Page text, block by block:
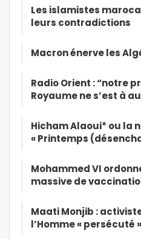
Les islamistes
leurs contradictions
Macron énerve les
Radio Orient : “notre
Royaume ne s’est à
Hicham Alaoui* ou la
« Printemps
Mohammed VI
massive de
Maati Monjib :
l’Homme « persécuté